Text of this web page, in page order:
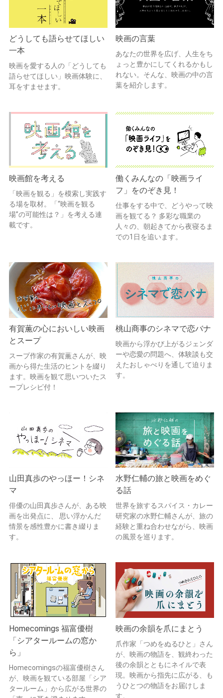
どうしても語らせてほしい
一本
映画を愛する人の「どうしても
語らせてほしい」映画体験に、
耳をすませます。
映画の言葉
あなたの世界を広げ、人生をち
ょっと豊かにしてくれるかもし
れない。そんな、映画の中の言
葉を紹介します。
映画館を考える
「映画を観る」を模索し実践す
る場を取材。「“映画を観る
場”の可能性は？」を考える連
載です。
働くみんなの「映画ライ
フ」をのぞき見！
仕事をする中で、どうやって映
画を観てる？ 多彩な職業の
人々の、朝起きてから夜寝るま
での1日を追います。
有賀薫の心においしい映画
とスープ
スープ作家の有賀薫さんが、映
画から得た生活のヒントを綴り
ます。映画を観て思いついたス
ープレシピ付！
桃山商事のシネマで恋バナ
映画から浮かび上がるジェンダ
ーや恋愛の問題へ、体験談も交
えたおしゃべりを通して迫りま
す。
山田真歩のやっほー！シネ
マ
俳優の山田真歩さんが、ある映
画を出発点に、 思い浮かんだ
情景を感性豊かに書き綴りま
す。
水野仁輔の旅と映画をめぐ
る話
世界を旅するスパイス・カレー
研究家の水野仁輔さんが、旅の
経験と重ね合わせながら、映画
の風景を巡ります。
Homecomings 福富優樹
「シアタールームの窓か
ら」
Homecomingsの福富優樹さん
が、映画を観ている部屋「シア
タールーム」から広がる世界の
映画の余韻を爪にまとう
爪作家「つめをぬるひと」さん
が、映画の物語を、観終わった
後の余韻とともにネイルで表
現。映画から指先に広がる、も
うひとつの物語をお届けしま
す。